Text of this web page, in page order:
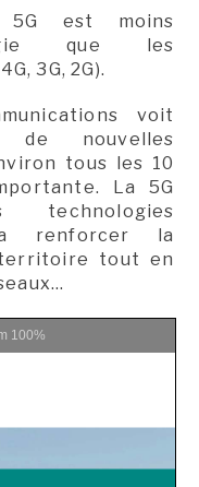
est moins
que les
3G, 2G).
voit
de nouvelles
tous les 10
La 5G
renforcer la
tout en
100%